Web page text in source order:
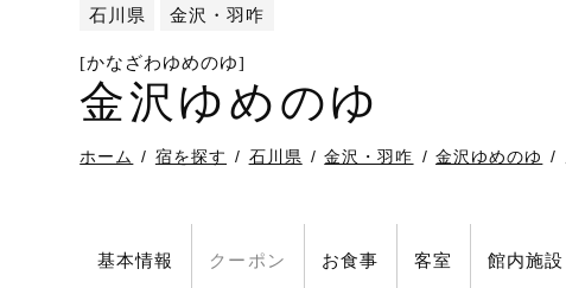
石川県 金沢・羽咋
[かなざわゆめのゆ]
金沢ゆめのゆ
ホーム 宿を探す 石川県 金沢・羽咋 金沢ゆめのゆ
基本情報 クーポン お食事 客室 館内施設